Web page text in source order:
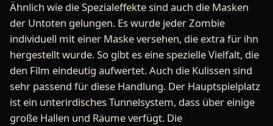
Ähnlich wie die Spezialeffekte sind auch die Masken
der Untoten gelungen. Es wurde jeder Zombie
individuell mit einer Maske versehen, die extra für ihn
hergestellt wurde. So gibt es eine spezielle Vielfalt, die
den Film eindeutig aufwertet. Auch die Kulissen sind
sehr passend für diese Handlung. Der Hauptspielplatz
ist ein unterirdisches Tunnelsystem, dass über einige
große Hallen und Räume verfügt. Die